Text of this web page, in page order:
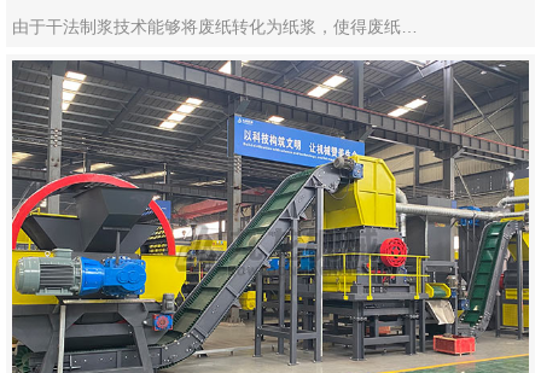
由于干法制浆技术能够将废纸转化为纸浆，使得废纸…